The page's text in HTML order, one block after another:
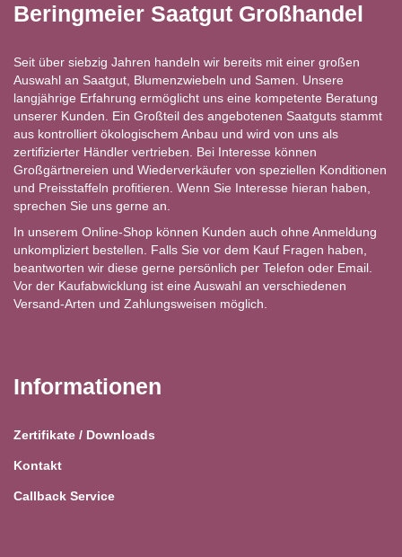
Beringmeier Saatgut Großhandel
Seit über siebzig Jahren handeln wir bereits mit einer großen
Auswahl an Saatgut, Blumenzwiebeln und Samen. Unsere
langjährige Erfahrung ermöglicht uns eine kompetente Beratung
unserer Kunden. Ein Großteil des angebotenen Saatguts stammt
aus kontrolliert ökologischem Anbau und wird von uns als
zertifizierter Händler vertrieben. Bei Interesse können
Großgärtnereien und Wiederverkäufer von speziellen Konditionen
und Preisstaffeln profitieren. Wenn Sie Interesse hieran haben,
sprechen Sie uns gerne an.
In unserem Online-Shop können Kunden auch ohne Anmeldung
unkompliziert bestellen. Falls Sie vor dem Kauf Fragen haben,
beantworten wir diese gerne persönlich per Telefon oder Email.
Vor der Kaufabwicklung ist eine Auswahl an verschiedenen
Versand-Arten und Zahlungsweisen möglich.
Informationen
Zertifikate / Downloads
Kontakt
Callback Service